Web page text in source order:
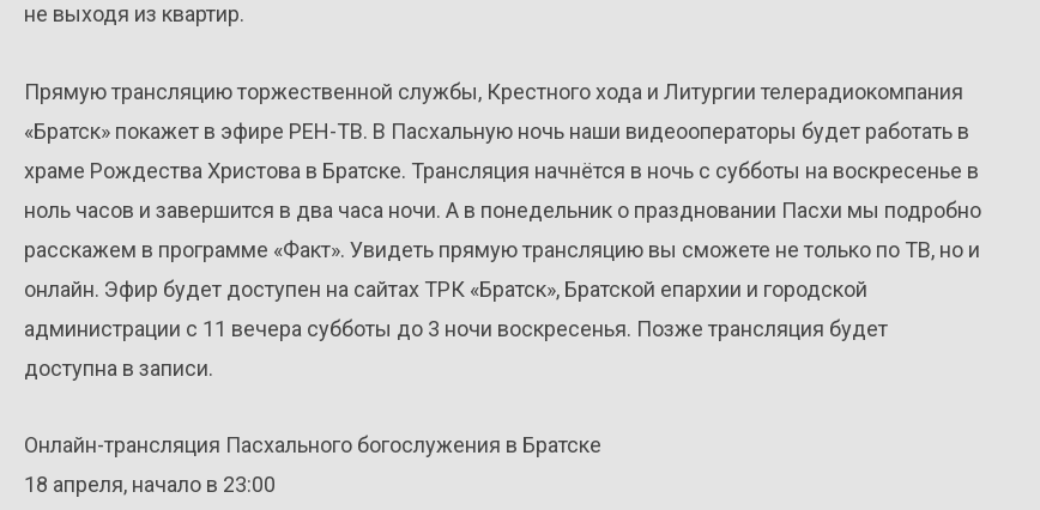
не выходя из квартир.
Прямую трансляцию торжественной службы, Крестного хода и Литургии телерадиокомпания
«Братск» покажет в эфире РЕН-ТВ. В Пасхальную ночь наши видеооператоры будет работать в
храме Рождества Христова в Братске. Трансляция начнётся в ночь с субботы на воскресенье в
ноль часов и завершится в два часа ночи. А в понедельник о праздновании Пасхи мы подробно
расскажем в программе «Факт». Увидеть прямую трансляцию вы сможете не только по ТВ, но и
онлайн. Эфир будет доступен на сайтах ТРК «Братск», Братской епархии и городской
администрации с 11 вечера субботы до 3 ночи воскресенья. Позже трансляция будет
доступна в записи.
Онлайн-трансляция Пасхального богослужения в Братске
18 апреля, начало в 23:00